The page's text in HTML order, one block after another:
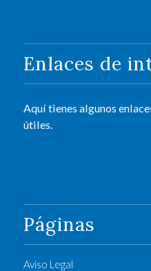
Enlaces de
Aquí tienes algunos
útiles.
Páginas
Aviso Legal